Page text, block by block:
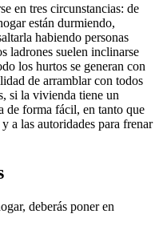
en tres circunstancias: de
están durmiendo,
habiendo personas
ladrones suelen inclinarse
los hurtos se generan con
de arramblar con todos
si la vivienda tiene un
de forma fácil, en tanto que
a las autoridades para frenar
deberás poner en